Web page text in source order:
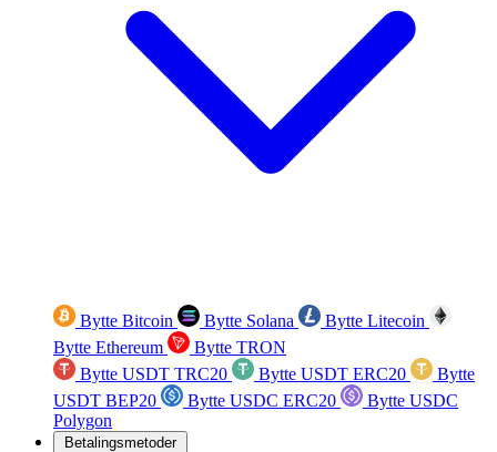
Bytte Bitcoin Bytte Solana
Bytte Litecoin
Bytte Ethereum
Bytte TRON
Bytte USDT TRC20
Bytte USDT ERC20
Bytte
USDT BEP20
Bytte USDC ERC20
Bytte USDC
Polygon
Betalingsmetoder